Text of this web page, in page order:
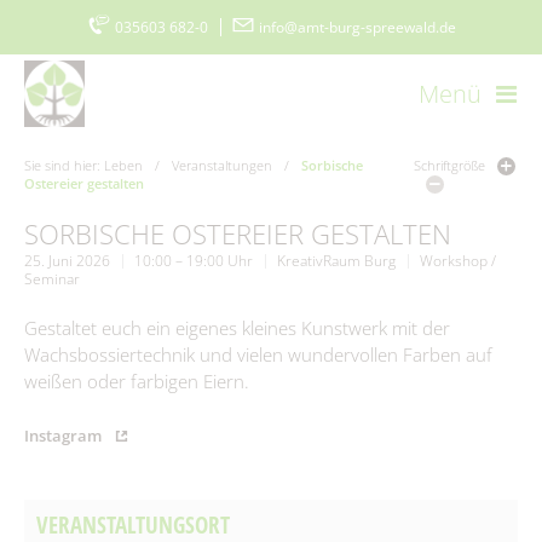
035603 682-0 info@amt-burg-spreewald.de
Menü
Startseite Kontakt Datenschutz
Impressum
Barrierefreiheitserklärung
www.burgimspreewald.de
Cookie-Einstellungen
Aktuelle Meldungen
Ausschreibungen
Stellenmarkt
Amtsblatt
Amt & Gemeinden
Politik & Verwaltung
Amt I – Hauptverwaltung
Was erledige ich wo?
Sie sind hier: Leben / Veranstaltungen /
Sorbische
Ostereier gestalten
Schriftgröße
SORBISCHE OSTEREIER GESTALTEN
25. Juni 2026 10:00 – 19:00 Uhr KreativRaum Burg
Workshop /
Seminar
Gestaltet euch ein eigenes kleines Kunstwerk mit der
Wachsbossiertechnik und vielen wundervollen Farben auf
weißen oder farbigen Eiern.
Instagram
VERANSTALTUNGSORT